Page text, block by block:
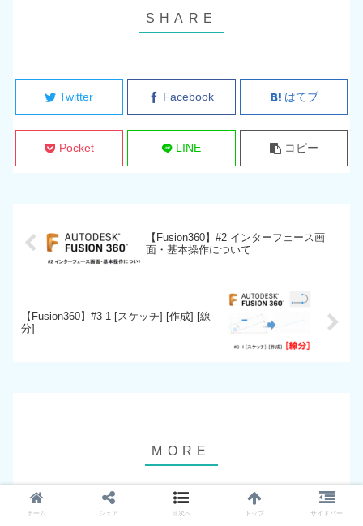
Twitter Facebook はてブ
Pocket LINE コピー
【Fusion360】#2 インターフェース画
面・基本操作について
【Fusion360】#3-1 [スケッチ]-[作成]-[線
分]
Fusion360 マニュアル Fusion360 マニュアル
ホーム シェア 目次へ トップ サイドバー